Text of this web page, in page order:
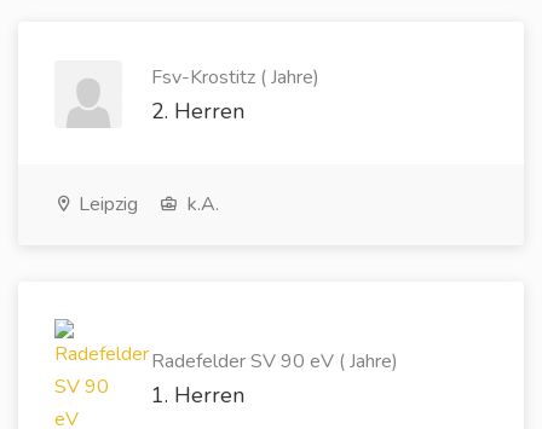
Fsv-Krostitz ( Jahre)
2. Herren
Leipzig k.A.
Radefelder SV 90 eV ( Jahre)
1. Herren